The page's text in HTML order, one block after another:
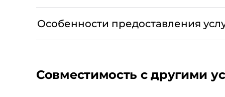
Особенности предоставления
входящий и исходящий трафик категории
Совместимость с другими